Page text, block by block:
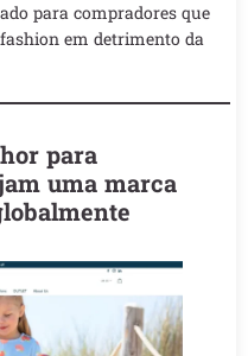
para compradores que
em detrimento da
para
uma marca